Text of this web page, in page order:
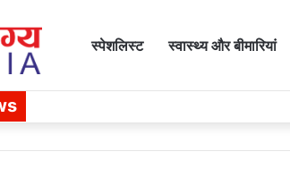
स्पेशलिस्ट स्वास्थ्य और बीमारियां